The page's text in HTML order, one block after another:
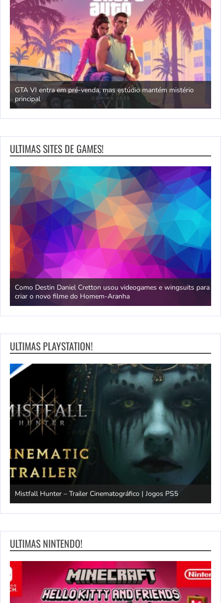
GTA VI entra em pré-venda, mas estúdio mantém mistério
principal
ULTIMAS SITES DE GAMES!
Como Destin Daniel Cretton usou videogames e wingsuits para
criar o novo filme do Homem-Aranha
ULTIMAS PLAYSTATION!
Mistfall Hunter – Trailer Cinematográfico | Jogos PS5
ULTIMAS NINTENDO!